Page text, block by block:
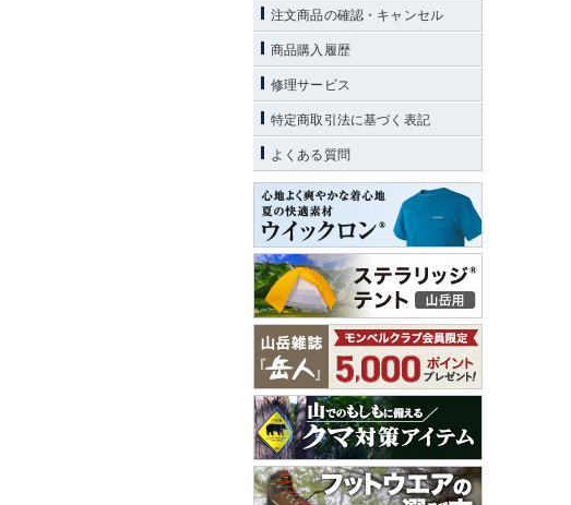
注文商品の確認・キャンセル
商品購入履歴
修理サービス
特定商取引法に基づく表記
よくある質問